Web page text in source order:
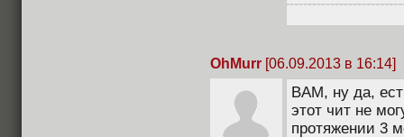
OhMurr [06.09.2013 в 16:14]
BAM, ну да,
этот чит не
протяжении 3